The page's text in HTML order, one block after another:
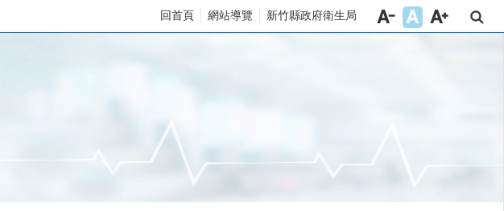
回首頁 網站導覽 新竹縣政府衛生局